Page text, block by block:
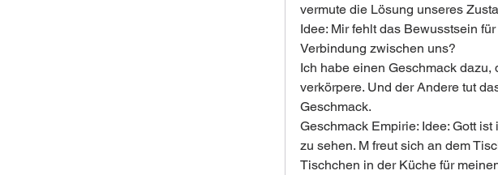
vermute die Lösung unseres
Idee: Mir fehlt das Bewusstsein
Verbindung zwischen uns?
Ich habe einen Geschmack
verkörpere. Und der Andere tut
Geschmack.
Geschmack Empirie: Idee: Gott
zu sehen. M freut sich an dem
Tischchen in der Küche für